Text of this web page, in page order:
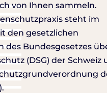
von Ihnen sammeln.
steht im
den gesetzlichen
des Bundesgesetzes
(DSG) der Schweiz